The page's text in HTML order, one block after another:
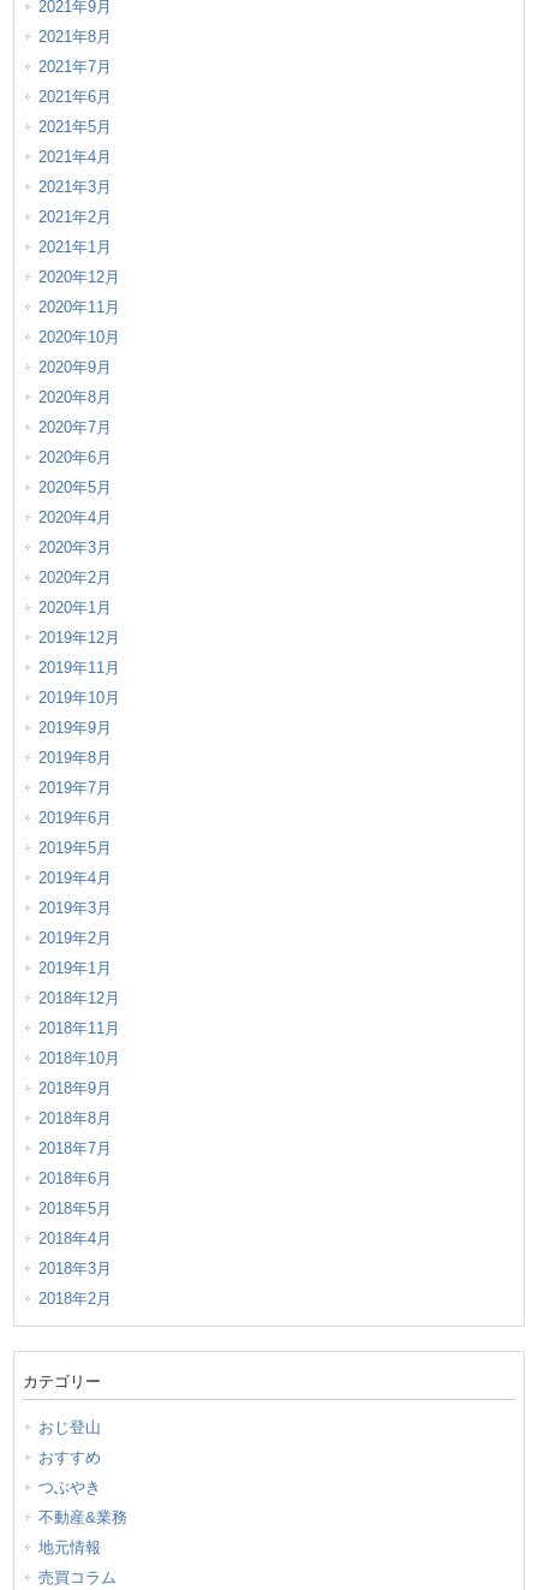
2021年9月
2021年8月
2021年7月
2021年6月
2021年5月
2021年4月
2021年3月
2021年2月
2021年1月
2020年12月
2020年11月
2020年10月
2020年9月
2020年8月
2020年7月
2020年6月
2020年5月
2020年4月
2020年3月
2020年2月
2020年1月
2019年12月
2019年11月
2019年10月
2019年9月
2019年8月
2019年7月
2019年6月
2019年5月
2019年4月
2019年3月
2019年2月
2019年1月
2018年12月
2018年11月
2018年10月
2018年9月
2018年8月
2018年7月
2018年6月
2018年5月
2018年4月
2018年3月
2018年2月
カテゴリー
おじ登山
おすすめ
つぶやき
不動産&業務
地元情報
売買コラム